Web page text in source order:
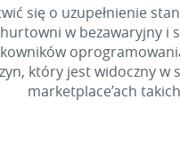
się o uzupełnienie
w bezawaryjny i
który jest widoczny
marketplace’ach